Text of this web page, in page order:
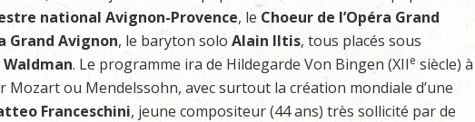
national Avignon-Provence, le Choeur de l’Opéra Grand
Grand Avignon, le baryton solo Alain Iltis, tous placés sous
Waldman. Le programme ira de Hildegarde Von Bingen (XIIe siècle) à
ou Mendelssohn, avec surtout la création mondiale d’une
Franceschini, jeune compositeur (44 ans) très sollicité par de